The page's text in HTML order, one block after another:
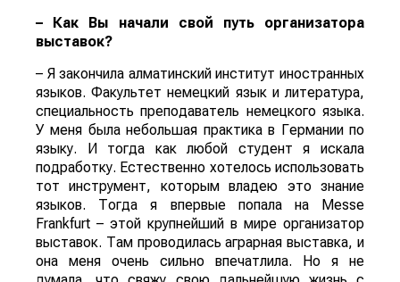
– Как Вы начали свой путь организатора
выставок?
– Я закончила алматинский институт иностранных
языков. Факультет немецкий язык и литература,
специальность преподаватель немецкого языка.
У меня была небольшая практика в Германии по
языку. И тогда как любой студент я искала
подработку. Естественно хотелось использовать
тот инструмент, которым владею это знание
языков. Тогда я впервые попала на Messe
Frankfurt – этой крупнейший в мире организатор
выставок. Там проводилась аграрная выставка, и
она меня очень сильно впечатлила. Но я не